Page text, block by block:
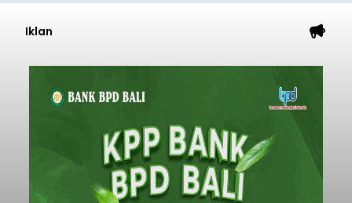
Iklan
Sempat Cekcok dengan Istri,
Pria Asal Pemogan Ditemukan
Tak Bernyawa di Pantai